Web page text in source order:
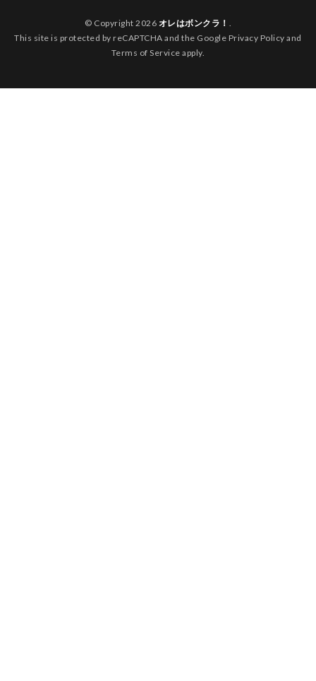
© Copyright 2026 オレはボンクラ！
This site is protected by reCAPTCHA and the Google Privacy Policy and
Terms of Service apply.